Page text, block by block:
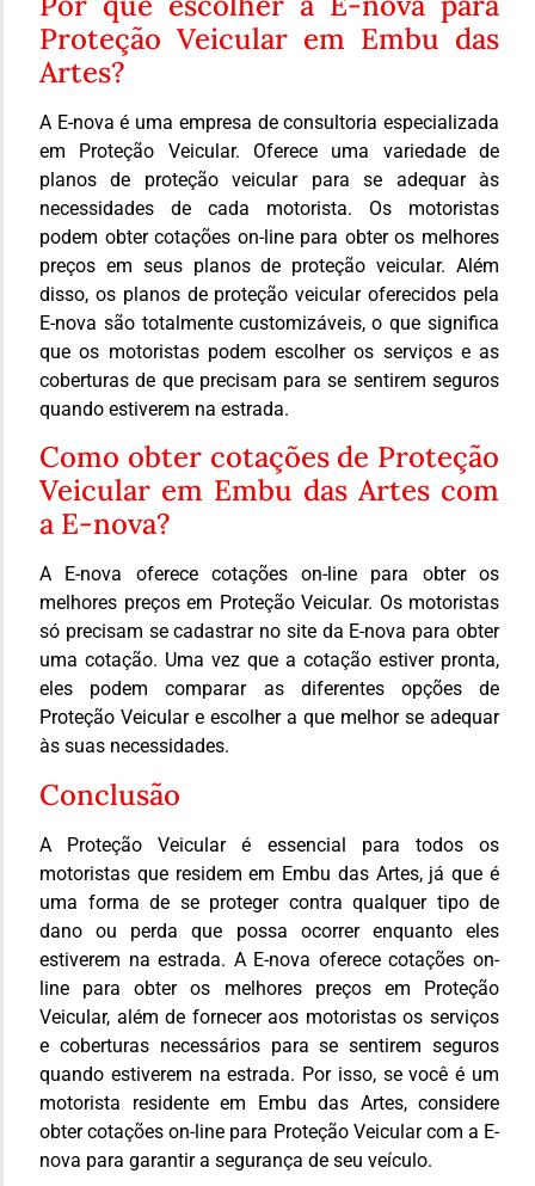
Proteção Veicular em Embu das
Artes?
A E-nova é uma empresa de consultoria especializada
em Proteção Veicular. Oferece uma variedade de
planos de proteção veicular para se adequar às
necessidades de cada motorista. Os motoristas
podem obter cotações on-line para obter os melhores
preços em seus planos de proteção veicular. Além
disso, os planos de proteção veicular oferecidos pela
E-nova são totalmente customizáveis, o que significa
que os motoristas podem escolher os serviços e as
coberturas de que precisam para se sentirem seguros
quando estiverem na estrada.
Como obter cotações de Proteção
Veicular em Embu das Artes com
a E-nova?
A E-nova oferece cotações on-line para obter os
melhores preços em Proteção Veicular. Os motoristas
só precisam se cadastrar no site da E-nova para obter
uma cotação. Uma vez que a cotação estiver pronta,
eles podem comparar as diferentes opções de
Proteção Veicular e escolher a que melhor se adequar
às suas necessidades.
Conclusão
A Proteção Veicular é essencial para todos os
motoristas que residem em Embu das Artes, já que é
uma forma de se proteger contra qualquer tipo de
dano ou perda que possa ocorrer enquanto eles
estiverem na estrada. A E-nova oferece cotações on-
line para obter os melhores preços em Proteção
Veicular, além de fornecer aos motoristas os serviços
e coberturas necessários para se sentirem seguros
quando estiverem na estrada. Por isso, se você é um
motorista residente em Embu das Artes, considere
obter cotações on-line para Proteção Veicular com a E-
nova para garantir a segurança de seu veículo.